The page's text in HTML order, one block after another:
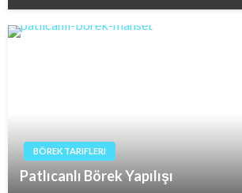
BÖREK TARIFLERI
Patlıcanlı Börek Yapılışı